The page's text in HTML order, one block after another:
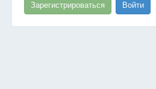
Зарегистрироваться Войти